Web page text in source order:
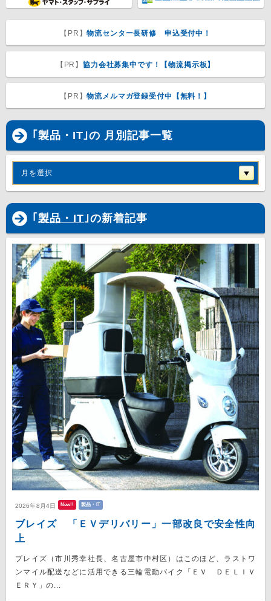
【PR】物流センター長研修 申込受付中！
【PR】協力会社募集中です！【物流掲示板】
【PR】物流メルマガ登録受付中【無料！】
｢製品・IT｣の 月別記事一覧
月を選択
｢ 製品・IT｣の新着記事
2026年8月4日 New!! 製品・IT
ブレイズ 「ＥＶデリバリー」一部改良で安全性向
上
ブレイズ（市川秀幸社長、名古屋市中村区）はこのほど、ラストワ
ンマイル配送などに活用できる三輪電動バイク「ＥＶ ＤＥＬＩＶ
ＥＲＹ」の...